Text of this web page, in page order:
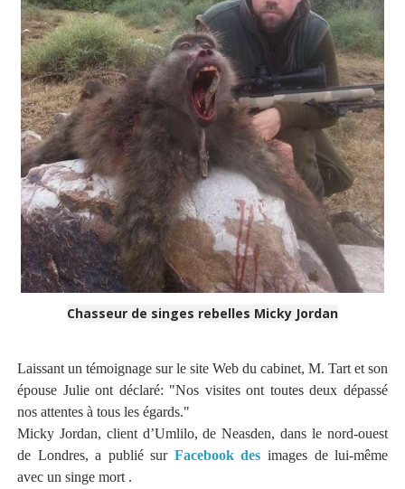
Chasseur de singes rebelles Micky Jordan
Laissant un témoignage sur le site Web du cabinet, M. Tart et son
épouse Julie ont déclaré: "Nos visites ont toutes deux dépassé
nos attentes à tous les égards."
Micky Jordan, client d’Umlilo, de Neasden, dans le nord-ouest
de Londres, a publié sur Facebook des images de lui-même
avec un singe mort .